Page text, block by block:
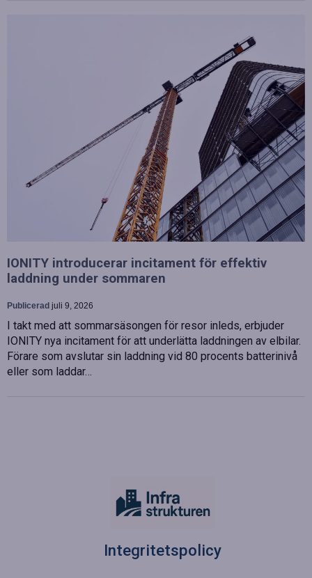
IONITY introducerar incitament för effektiv
laddning under sommaren
Publicerad juli 9, 2026
I takt med att sommarsäsongen för resor inleds, erbjuder
IONITY nya incitament för att underlätta laddningen av elbilar.
Förare som avslutar sin laddning vid 80 procents batterinivå
eller som laddar…
Integritetspolicy